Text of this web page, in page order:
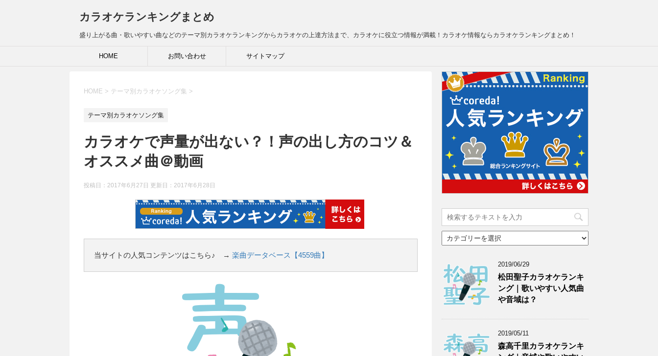
カラオケランキングまとめ
盛り上がる曲・歌いやすい曲などのテーマ別カラオケランキングからカラオケの上達方法まで、カラオケに役立つ情報が満載！カラオケ情報ならカラオケランキングまとめ！
HOME お問い合わせ サイトマップ
HOME > テーマ別カラオケソング集 >
テーマ別カラオケソング集
カラオケで声量が出ない？！声の出し方のコツ＆
オススメ曲＠動画
投稿日：2017年6月27日 更新日： 2017年6月28日
当サイトの人気コンテンツはこちら♪ → 楽曲データベース【4559曲】
テ
リ
ー
2019/06/29
松田聖子カラオケランキ
ング｜歌いやすい人気曲
や音域は？
2019/05/11
森高千里カラオケランキ